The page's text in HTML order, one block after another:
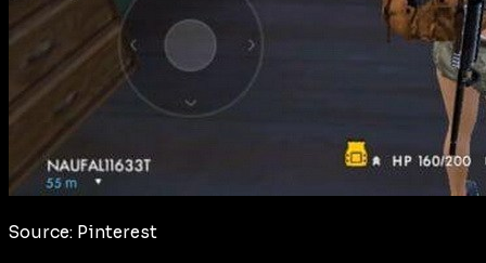
Source: Pinterest